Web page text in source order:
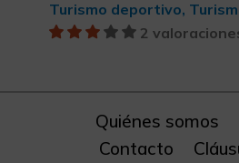
2
Quiénes somos
Contacto